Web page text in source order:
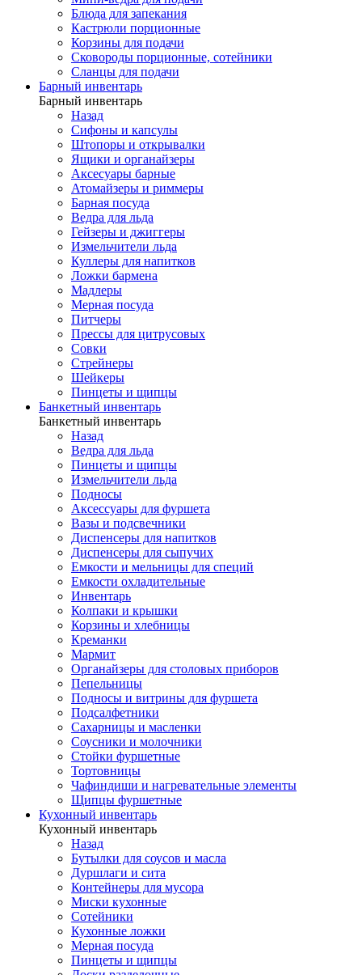
Блюда для запекания
Кастрюли порционные
Корзины для подачи
Сковороды порционные, сотейники
Сланцы для подачи
Барный инвентарь
Барный инвентарь
Назад
Сифоны и капсулы
Штопоры и открывалки
Ящики и органайзеры
Аксесуары барные
Атомайзеры и риммеры
Барная посуда
Ведра для льда
Гейзеры и джиггеры
Измельчители льда
Куллеры для напитков
Ложки бармена
Мадлеры
Мерная посуда
Питчеры
Прессы для цитрусовых
Совки
Стрейнеры
Шейкеры
Пинцеты и щипцы
Банкетный инвентарь
Банкетный инвентарь
Назад
Ведра для льда
Пинцеты и щипцы
Измельчители льда
Подносы
Аксессуары для фуршета
Вазы и подсвечники
Диспенсеры для напитков
Диспенсеры для сыпучих
Емкости и мельницы для специй
Емкости охладительные
Инвентарь
Колпаки и крышки
Корзины и хлебницы
Креманки
Мармит
Органайзеры для столовых приборов
Пепельницы
Подносы и витрины для фуршета
Подсалфетники
Сахарницы и масленки
Соусники и молочники
Стойки фуршетные
Тортовницы
Чафиндиши и нагревательные элементы
Щипцы фуршетные
Кухонный инвентарь
Кухонный инвентарь
Назад
Бутылки для соусов и масла
Дуршлаги и сита
Контейнеры для мусора
Миски кухонные
Сотейники
Кухонные ложки
Мерная посуда
Пинцеты и щипцы